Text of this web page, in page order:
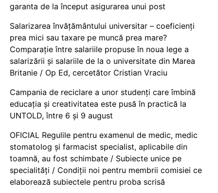
garanta de la început asigurarea unui post
Salarizarea învățământului universitar – coeficienți
prea mici sau taxare pe muncă prea mare?
Comparație între salariile propuse în noua lege a
salarizării și salariile de la o universitate din Marea
Britanie / Op Ed, cercetător Cristian Vraciu
Campania de reciclare a unor studenți care îmbină
educația și creativitatea este pusă în practică la
UNTOLD, între 6 și 9 august
OFICIAL Regulile pentru examenul de medic, medic
stomatolog și farmacist specialist, aplicabile din
toamnă, au fost schimbate / Subiecte unice pe
specialități / Condiții noi pentru membrii comisiei ce
elaborează subiectele pentru proba scrisă